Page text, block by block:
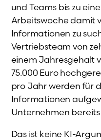
und Teams bis zu
Arbeitswoche damit
Informationen zu
Vertriebsteam von
einem Jahresgehalt
75.000 Euro
pro Jahr werden für
Informationen
Unternehmen
Das ist keine KI-